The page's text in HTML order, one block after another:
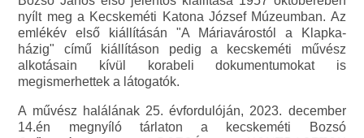
nyílt meg a Kecskeméti Katona József Múzeumban. Az
emlékév első kiállításán "A Máriavárostól a Klapka-
házig" című kiállításon pedig a kecskeméti művész
alkotásain kívül korabeli dokumentumokat is
megismerhettek a látogatók.
A művész halálának 25. évfordulóján, 2023. december
14.én megnyíló tárlaton a kecskeméti Bozsó